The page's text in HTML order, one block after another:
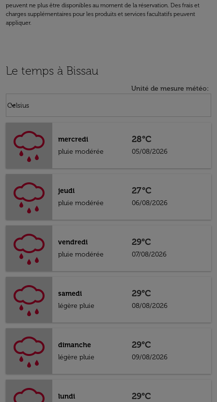
peuvent ne plus être disponibles au moment de la réservation. Des frais et
charges supplémentaires pour les produits et services facultatifs peuvent
appliquer.
Le temps à Bissau
Unité de mesure météo:
Celsius
keyboard_arrow_down
mercredi
pluie modérée
28°C
05/08/2026
jeudi
pluie modérée
27°C
06/08/2026
vendredi
pluie modérée
29°C
07/08/2026
samedi
légère pluie
29°C
08/08/2026
dimanche
légère pluie
29°C
09/08/2026
lundi
29°C